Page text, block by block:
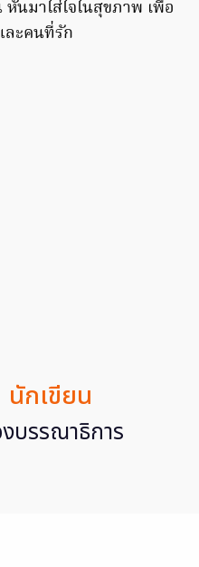
นมาใส่ใจในสุขภาพ เพื่อ
ละคนที่รัก
นักเขียน
บรรณาธิการ